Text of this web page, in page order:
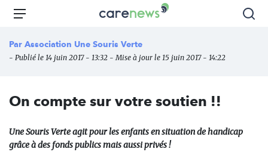
Aller
principal
Carenews,
média
des
l'engagement
Menu
Par Association Une Souris Verte
- Publié le 14 juin 2017 - 13:32 - Mise à jour le 15 juin 2017 - 14:22
On compte sur votre soutien !!
Une Souris Verte agit pour les enfants en situation de handicap
grâce à des fonds publics mais aussi privés !